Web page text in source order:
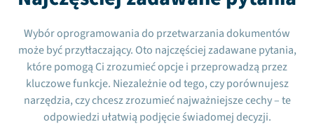
Wybór oprogramowania do przetwarzania dokumentów
może być przytłaczający. Oto najczęściej zadawane pytania,
które pomogą Ci zrozumieć opcje i przeprowadzą przez
kluczowe funkcje. Niezależnie od tego, czy porównujesz
narzędzia, czy chcesz zrozumieć najważniejsze cechy – te
odpowiedzi ułatwią podjęcie świadomej decyzji.